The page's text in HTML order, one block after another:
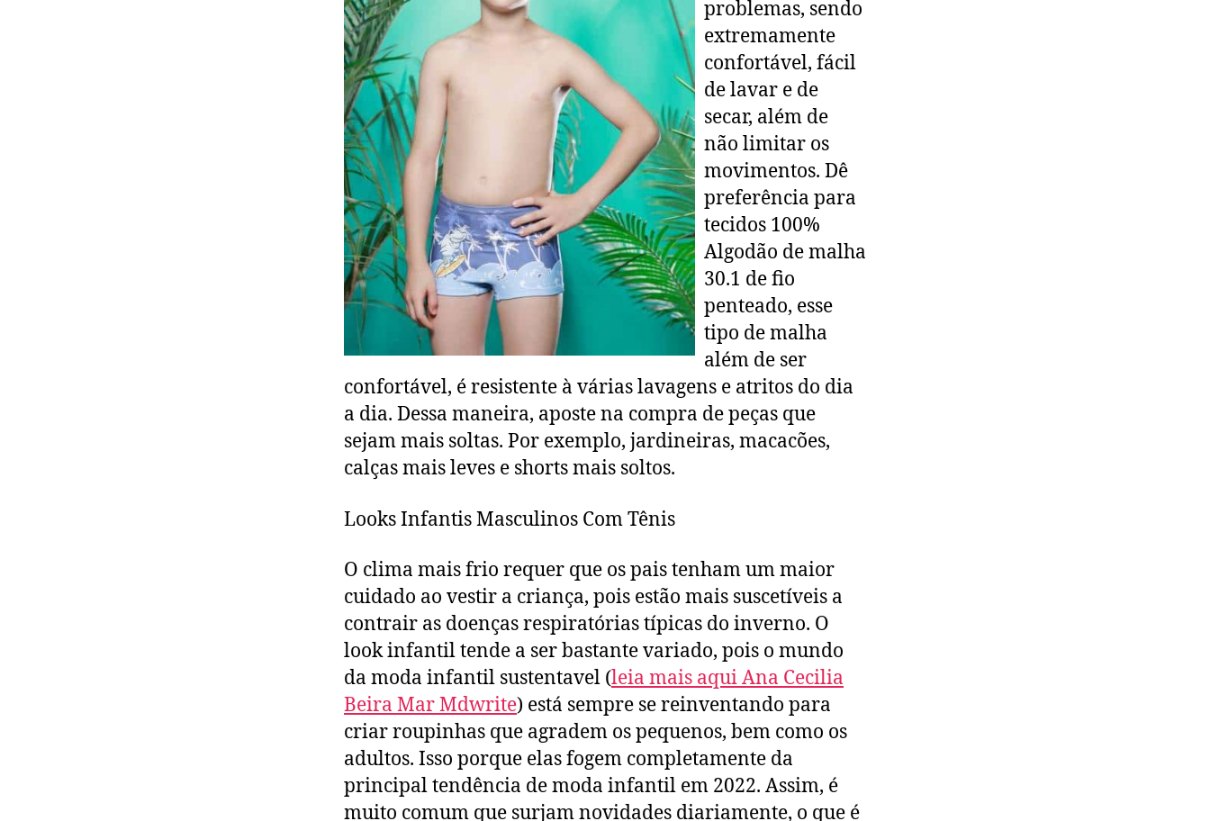
LOOK
problemas, sendo
extremamente
confortável, fácil
de lavar e de
secar, além de
não limitar os
movimentos. Dê
preferência para
tecidos 100%
Algodão de malha
30.1 de fio
penteado, esse
tipo de malha
além de ser
confortável, é resistente à várias lavagens e atritos do dia
a dia. Dessa maneira, aposte na compra de peças que
sejam mais soltas. Por exemplo, jardineiras, macacões,
calças mais leves e shorts mais soltos.
Looks Infantis Masculinos Com Tênis
O clima mais frio requer que os pais tenham um maior
cuidado ao vestir a criança, pois estão mais suscetíveis a
contrair as doenças respiratórias típicas do inverno. O
look infantil tende a ser bastante variado, pois o mundo
da moda infantil sustentavel (leia mais aqui Ana Cecilia
Beira Mar Mdwrite) está sempre se reinventando para
criar roupinhas que agradem os pequenos, bem como os
adultos. Isso porque elas fogem completamente da
principal tendência de moda infantil em 2022. Assim, é
muito comum que surjam novidades diariamente, o que é